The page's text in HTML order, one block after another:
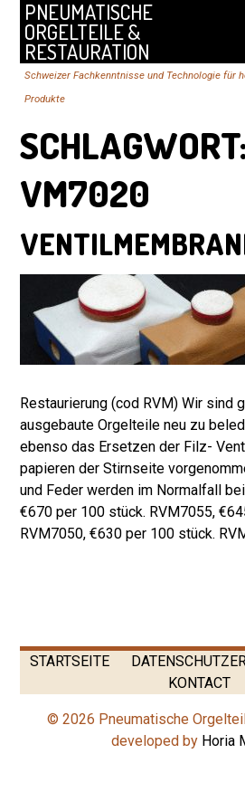
PNEUMATISCHE
ORGELTEILE &
RESTAURATION
Schweizer Fachkenntnisse und Technologie für
Produkte
VM7020
Restaurierung (cod RVM) Wir sind
ausgebaute Orgelteile neu zu
ebenso das Ersetzen der Filz-
papieren der Stirnseite
und Feder werden im Normalfall
€670 per 100 stück. RVM7055,
RVM7050, €630 per 100 stück.
STARTSEITE
KONTACT
© 2026 Pneumatische
developed by Horia